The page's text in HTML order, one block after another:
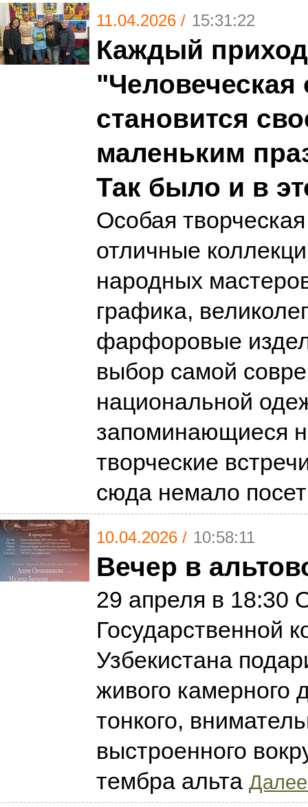
11.04.2026 / 15:31:22
Каждый
становится
маленьким
Так было и в
Особая
отличные
народных
графика,
фарфоровые
выбор самой
национальной
запоминающиеся
творческие
сюда немало
10.04.2026 / 10:58:11
Вечер в
29 апреля в 18:30
Государственной
Узбекистана
живого камерного
тонкого,
выстроенного
тембра альта